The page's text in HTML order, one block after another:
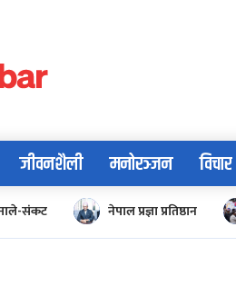
जीवनशैली मनोरञ्जन विचार
संकट नेपाल प्रज्ञा प्रतिष्ठान